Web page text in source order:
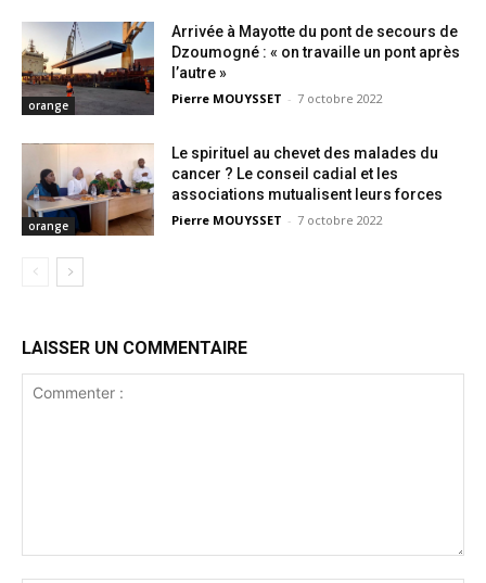
orange
Arrivée à Mayotte du pont de secours de
Dzoumogné : « on travaille un pont après
l’autre »
Pierre MOUYSSET - 7 octobre 2022
orange
Le spirituel au chevet des malades du
cancer ? Le conseil cadial et les
associations mutualisent leurs forces
Pierre MOUYSSET - 7 octobre 2022
LAISSER UN COMMENTAIRE